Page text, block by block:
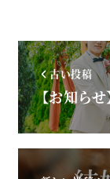
古い投稿
【お知ら